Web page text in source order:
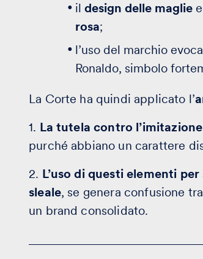
ildesign delle maglie
rosa;
l’uso del marchio
Ronaldo, simbolo
La Corte ha quindi applicato l’
1. La tutela contro
purché abbiano un carattere
2. L’uso di questi elementi
sleale, se genera confusione
un brand consolidato.